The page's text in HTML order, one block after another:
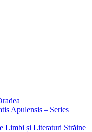
Apulensis – Series
Limbi și Literaturi Străine